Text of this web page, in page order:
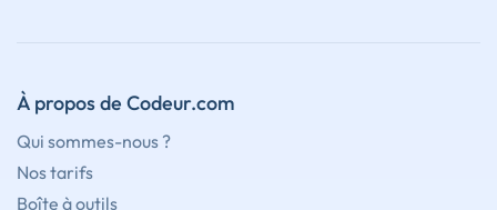
À propos de Codeur.com
Qui sommes-nous ?
Nos tarifs
Boîte à outils